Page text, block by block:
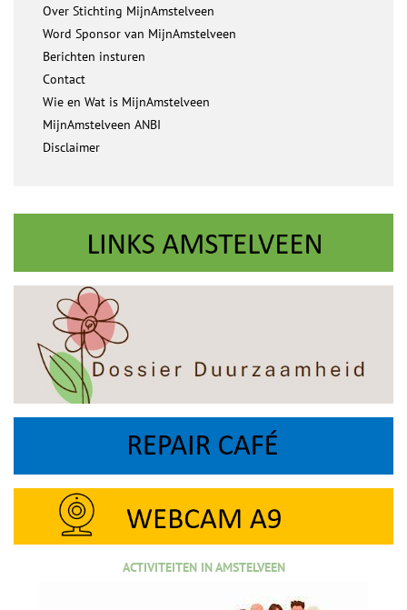
Over Stichting MijnAmstelveen
Word Sponsor van MijnAmstelveen
Berichten insturen
Contact
Wie en Wat is MijnAmstelveen
MijnAmstelveen ANBI
Disclaimer
ACTIVITEITEN IN AMSTELVEEN